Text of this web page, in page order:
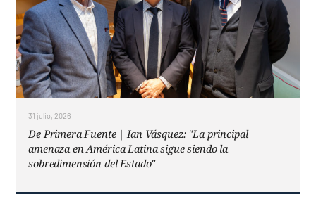
31 julio, 2026
De Primera Fuente | Ian Vásquez: "La principal
amenaza en América Latina sigue siendo la
sobredimensión del Estado"